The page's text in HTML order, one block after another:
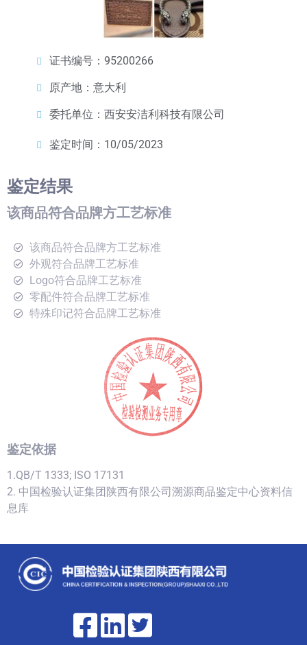
证书编号：95200266
原产地：意大利
委托单位：西安安洁利科技有限公司
鉴定时间：10/05/2023
鉴定结果
该商品符合品牌方工艺标准
该商品符合品牌方工艺标准
外观符合品牌工艺标准
Logo符合品牌工艺标准
零配件符合品牌工艺标准
特殊印记符合品牌工艺标准
鉴定依据
1.QB/T 1333; ISO 17131
2. 中国检验认证集团陕西有限公司溯源商品鉴定中心资料信
息库